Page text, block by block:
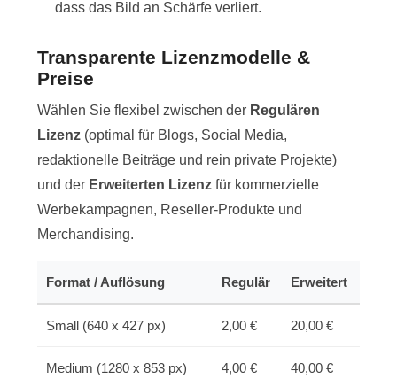
dass das Bild an Schärfe verliert.
Transparente Lizenzmodelle &
Preise
Wählen Sie flexibel zwischen der Regulären
Lizenz (optimal für Blogs, Social Media,
redaktionelle Beiträge und rein private Projekte)
und der Erweiterten Lizenz für kommerzielle
Werbekampagnen, Reseller-Produkte und
Merchandising.
Format / Auflösung Regulär Erweitert
Small (640 x 427 px) 2,00 € 20,00 €
Medium (1280 x 853 px) 4,00 € 40,00 €